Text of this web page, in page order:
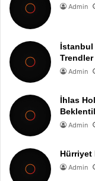
Admin
İstanbul
Trendler
Admin
İhlas
Admin
Hürriyet
Admin